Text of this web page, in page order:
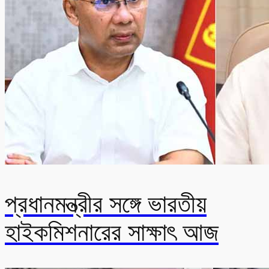
প্রধানমন্ত্রীর সঙ্গে ভারতীয়
হাইকমিশনারের সাক্ষাৎ আজ